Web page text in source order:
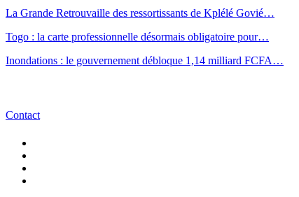
La Grande Retrouvaille des ressortissants de Kplélé Govié…
Togo : la carte professionnelle désormais obligatoire pour…
Inondations : le gouvernement débloque 1,14 milliard FCFA…
Contact